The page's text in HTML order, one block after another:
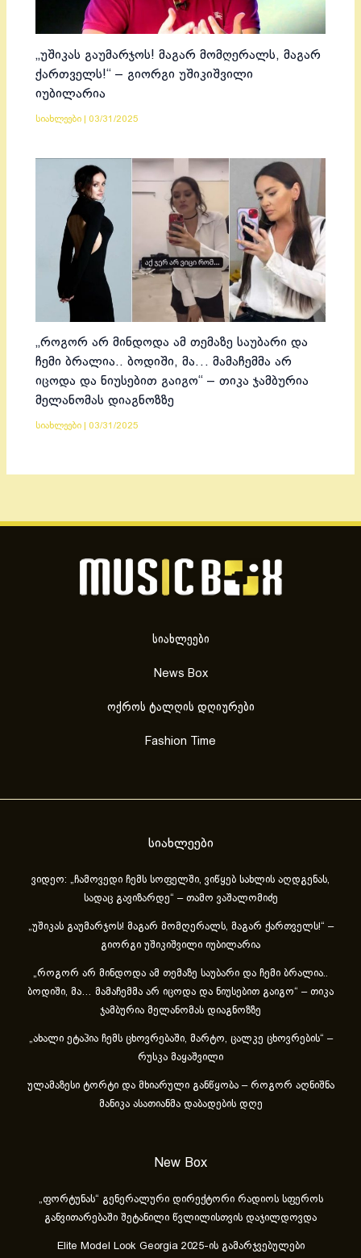
„უშიკას გაუმარჯოს! მაგარ მომღერალს, მაგარ
ქართველს!“ – გიორგი უშიკიშვილი
იუბილარია
სიახლეები 03/31/2025
„როგორ არ მინდოდა ამ თემაზე საუბარი და
ჩემი ბრალია.. ბოდიში, მა… მამაჩემმა არ
იცოდა და ნიუსებით გაიგო“ – თიკა ჯამბურია
მელანომას დიაგნოზზე
სიახლეები 03/31/2025
სიახლეები
News Box
ოქროს ტალღის დღიურები
Fashion Time
სიახლეები
ვიდეო: „ჩამოვედი ჩემს სოფელში, ვიწყებ სახლის აღდგენას,
სადაც გავიზარდე“ – თამო ვაშალომიძე
„უშიკას გაუმარჯოს! მაგარ მომღერალს, მაგარ ქართველს!“ –
გიორგი უშიკიშვილი იუბილარია
„როგორ არ მინდოდა ამ თემაზე საუბარი და ჩემი ბრალია..
ბოდიში, მა… მამაჩემმა არ იცოდა და ნიუსებით გაიგო“ – თიკა
ჯამბურია მელანომას დიაგნოზზე
„ახა­ლი ეტა­პია ჩემს ცხოვ­რე­ბა­ში, მარ­ტო, ცალ­კე ცხოვ­რე­ბის“ –
რუსკა მაყაშვილი
ულამაზესი ტორტი და მხიარული განწყობა – როგორ აღნიშნა
მანიკა ასათიანმა დაბადების დღე
New Box
„ფორტუნას“ გენერალური დირექტორი რადიოს სფეროს
განვითარებაში შეტანილი წვლილისთვის დაჯილდოვდა
Elite Model Look Georgia 2025-ის გამარჯვებულები